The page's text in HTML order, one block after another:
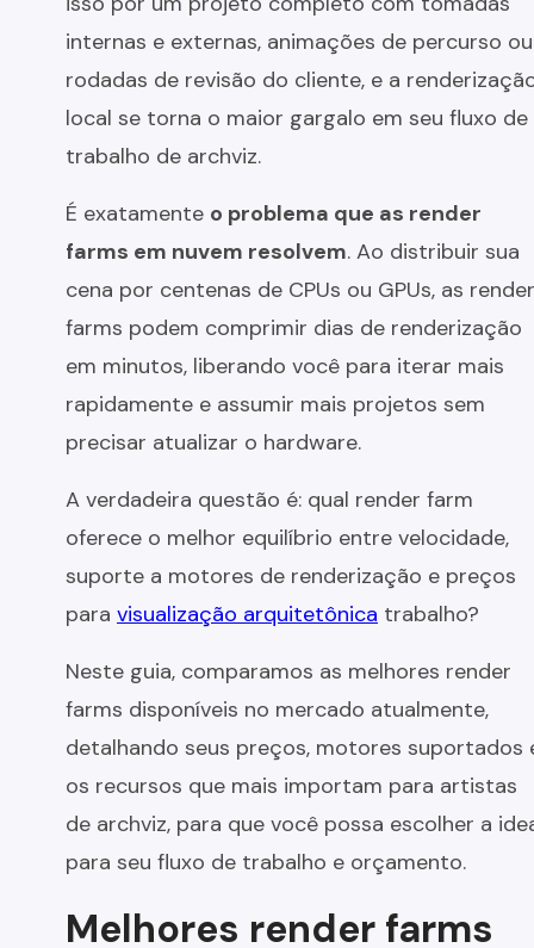
internas e externas, animações de percurso ou
rodadas de revisão do cliente, e a
local se torna o maior gargalo em seu fluxo de
trabalho de archviz.
É exatamente o problema que as render
farms em nuvem resolvem. Ao distribuir sua
cena por centenas de CPUs ou GPUs, as render
farms podem comprimir dias de renderização
em minutos, liberando você para iterar mais
rapidamente e assumir mais projetos sem
precisar atualizar o hardware.
A verdadeira questão é: qual render farm
oferece o melhor equilíbrio entre velocidade,
suporte a motores de renderização e preços
para visualização arquitetônica trabalho?
Neste guia, comparamos as melhores render
farms disponíveis no mercado atualmente,
detalhando seus preços, motores suportados
os recursos que mais importam para artistas
de archviz, para que você possa escolher a
para seu fluxo de trabalho e orçamento.
Melhores render farms